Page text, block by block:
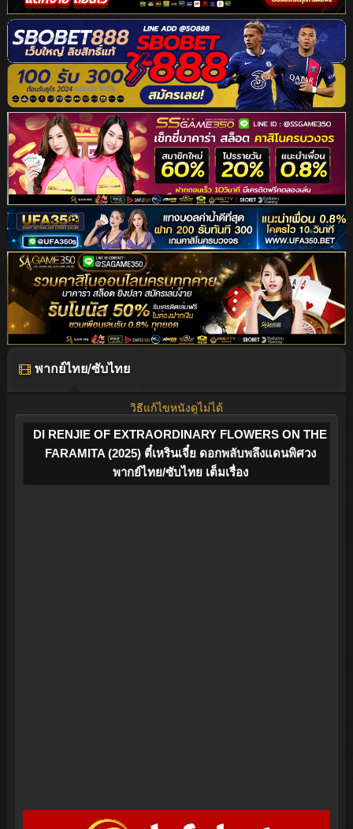
พากย์ไทย/ซับไทย
วิธีแก้ไขหนังดูไม่ได้
DI RENJIE OF EXTRAORDINARY FLOWERS ON THE
FARAMITA (2025) ตี๋เหรินเจี๋ย ดอกพลับพลึงแดนพิศวง
พากย์ไทย/ซับไทย เต็มเรื่อง